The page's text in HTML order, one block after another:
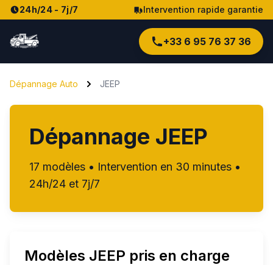
24h/24 - 7j/7 Intervention rapide garantie
+33 6 95 76 37 36
Dépannage Auto JEEP
Dépannage JEEP
17 modèles • Intervention en 30 minutes •
24h/24 et 7j/7
Modèles JEEP pris en charge